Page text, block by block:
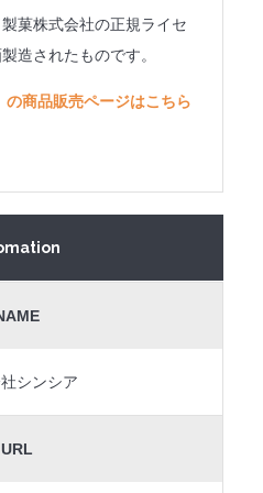
菓株式会社の正規ライセ
造されたものです。
商品販売ページはこちら
シンシア
URL